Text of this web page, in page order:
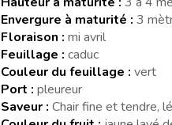
Envergure à maturité : 3
Floraison : mi avril
Feuillage : caduc
Couleur du feuillage : vert
Port : pleureur
Saveur : Chair fine et tendre,